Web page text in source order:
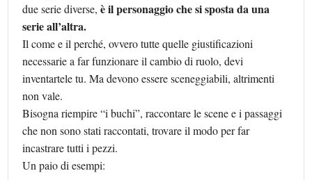
due serie diverse,è il personaggio che si sposta da una
serie all’altra.
Il come e il perché, ovvero tutte quelle giustificazioni
necessarie a far funzionare il cambio di ruolo, devi
inventartele tu. Ma devono essere sceneggiabili, altrimenti
non vale.
Bisogna riempire “i buchi”, raccontare le scene e i passaggi
che non sono stati raccontati, trovare il modo per far
incastrare tutti i pezzi.
Un paio di esempi: